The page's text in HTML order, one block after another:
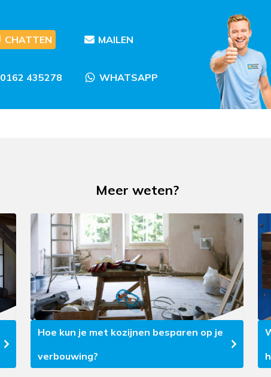
CHATTEN MAILEN
0162 435278 WHATSAPP
Meer weten?
Hoe kun je met kozijnen besparen op je
verbouwing?